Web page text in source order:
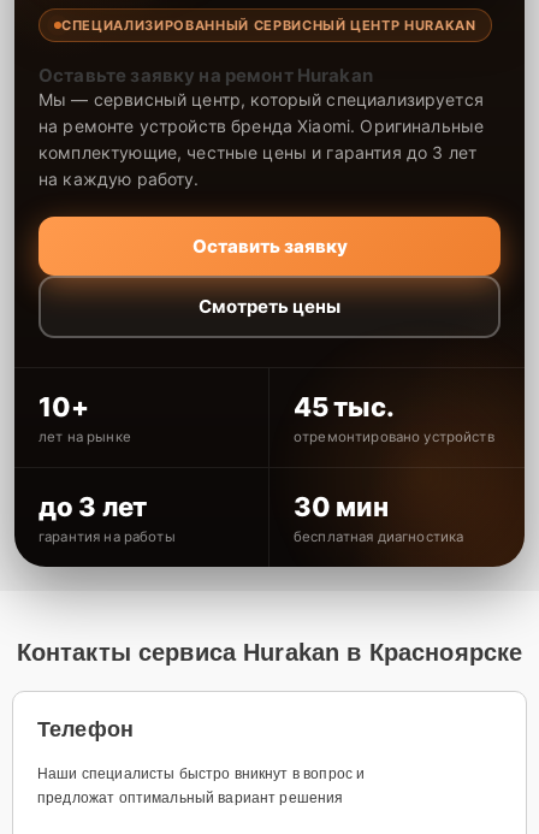
СПЕЦИАЛИЗИРОВАННЫЙ СЕРВИСНЫЙ ЦЕНТР HURAKAN
Оставьте заявку на ремонт Hurakan
Мы — сервисный центр, который специализируется
на ремонте устройств бренда Xiaomi. Оригинальные
комплектующие, честные цены и гарантия до 3 лет
на каждую работу.
Оставить заявку
Смотреть цены
10+
лет на рынке
45 тыс.
отремонтировано устройств
до 3 лет
гарантия на работы
30 мин
бесплатная диагностика
Контакты сервиса Hurakan в Красноярске
Телефон
Наши специалисты быстро вникнут в вопрос и
предложат оптимальный вариант решения